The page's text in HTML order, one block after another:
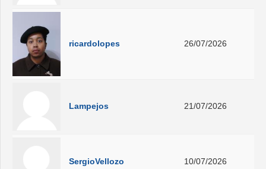
ricardolopes 26/07/2026
Lampejos 21/07/2026
SergioVellozo 10/07/2026